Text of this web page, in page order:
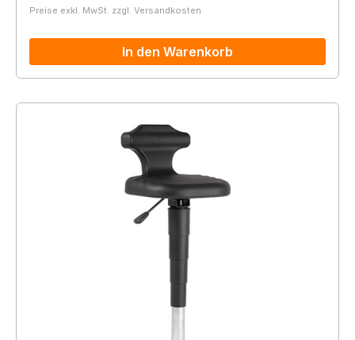
Preise exkl. MwSt. zzgl. Versandkosten
In den Warenkorb